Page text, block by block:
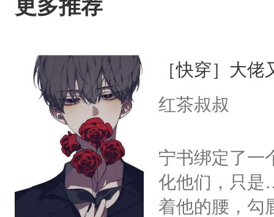
更多推荐
［快穿］大
红茶叔叔
宁书绑定了一
化他们，只是
着他的腰，勾